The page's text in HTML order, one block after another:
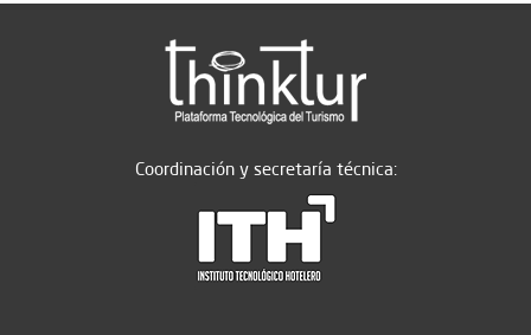
Coordinación y secretaría técnica: